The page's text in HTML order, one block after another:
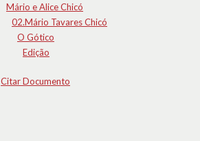
Mário e Alice Chicó
02.Mário Tavares Chicó
O Gótico
Edição
Citar Documento